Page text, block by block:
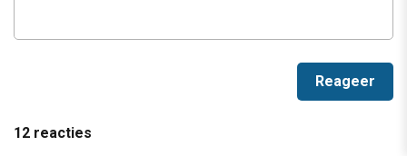
12 reacties